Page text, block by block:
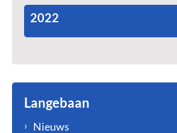
2022
Langebaan
Nieuws